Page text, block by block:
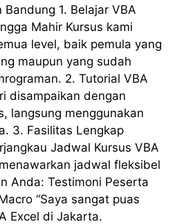
1. Belajar VBA
Mahir Kursus kami
level, baik pemula yang
maupun yang sudah
2. Tutorial VBA
disampaikan dengan
langsung menggunakan
3. Fasilitas Lengkap
Jadwal Kursus VBA
jadwal fleksibel
Anda: Testimoni Peserta
“Saya sangat puas
Excel di Jakarta.